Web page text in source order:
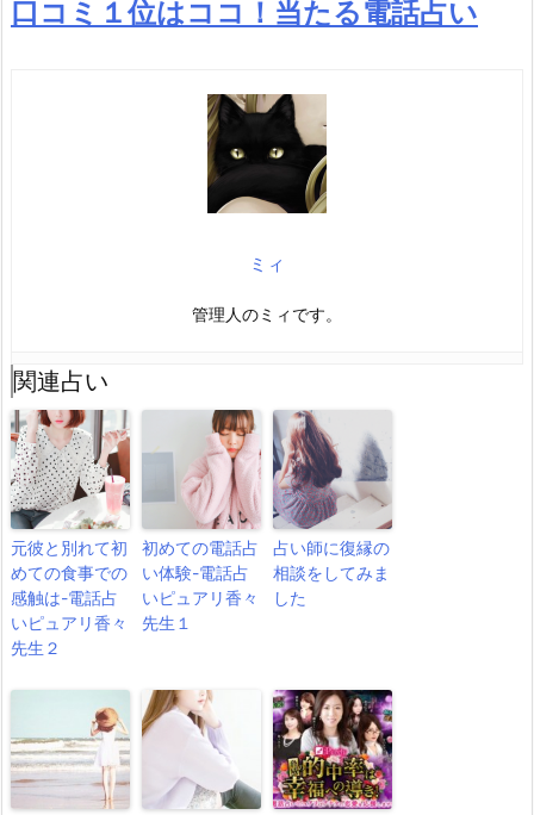
口コミ１位はココ！当たる電話占い
ミィ
管理人のミィです。
関連占い
元彼と別れて初
めての食事での
感触は-電話占
いピュアリ香々
先生２
初めての電話占
い体験-電話占
いピュアリ香々
先生１
占い師に復縁の
相談をしてみま
した